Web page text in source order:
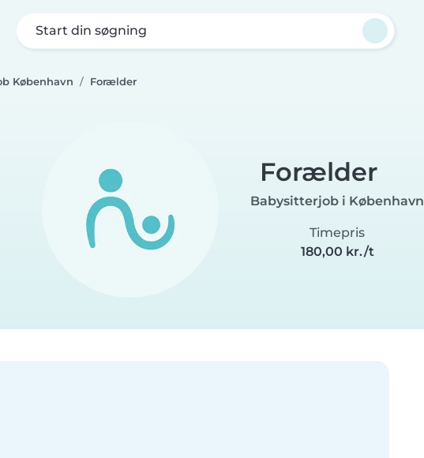
Start din søgning
København Forælder
Forælder
Babysitterjob i København
Timepris
180,00 kr./t